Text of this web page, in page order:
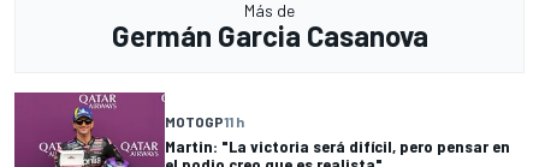
Más de
Germán Garcia Casanova
MOTOGP11 h
Martin: "La victoria será difícil, pero pensar en